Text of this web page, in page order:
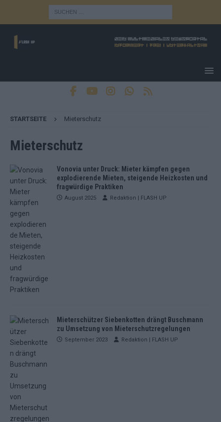
STARTSEITE Mieterschutz
Mieterschutz
Vonovia unter Druck: Mieter kämpfen gegen
explodierende Mieten, steigende Heizkosten und
fragwürdige Praktiken
August 2025 Redaktion | FLASH UP
Mieterschützer Siebenkotten drängt Buschmann
zu Umsetzung von Mieterschutzregelungen
September 2023 Redaktion | FLASH UP